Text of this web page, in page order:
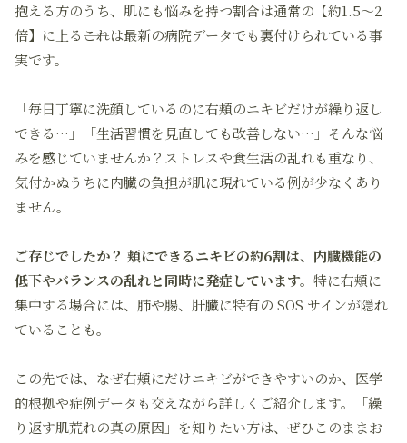
抱える方のうち、肌にも悩みを持つ割合は通常の【約1.5～2
倍】に上る――これは最新の病院データでも裏付けられている事
実です。
「毎日丁寧に洗顔しているのに右頬のニキビだけが繰り返し
できる…」「生活習慣を見直しても改善しない…」そんな悩
みを感じていませんか？ストレスや食生活の乱れも重なり、
気付かぬうちに内臓の負担が肌に現れている例が少なくあり
ません。
ご存じでしたか？ 頬にできるニキビの約6割は、内臓機能の
低下やバランスの乱れと同時に発症しています。 特に右頬に
集中する場合には、肺や腸、肝臓に特有の SOS サインが隠れ
ていることも。
この先では、なぜ右頬にだけニキビができやすいのか、医学
的根拠や症例データも交えながら詳しくご紹介します。「繰
り返す肌荒れの真の原因」を知りたい方は、ぜひこのままお